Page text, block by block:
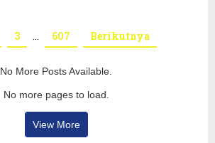
3 … 607 Berikutnya
No More Posts Available.
No more pages to load.
View More